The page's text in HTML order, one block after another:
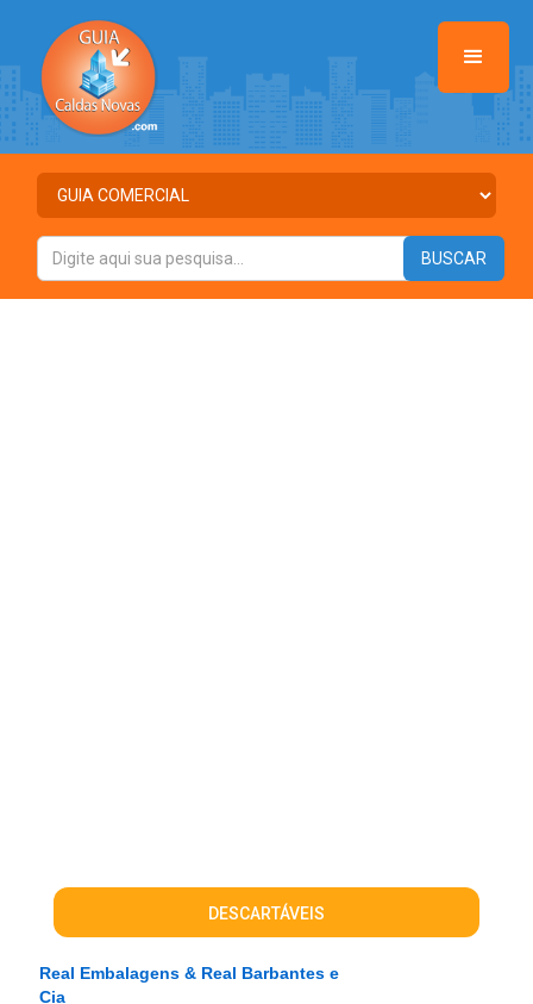
DESCARTÁVEIS
Real Embalagens & Real Barbantes e
Cia